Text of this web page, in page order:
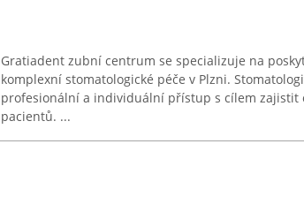
Gratiadent zubní centrum se specializuje na
komplexní stomatologické péče v Plzni.
profesionální a individuální přístup s cílem
pacientů. ...